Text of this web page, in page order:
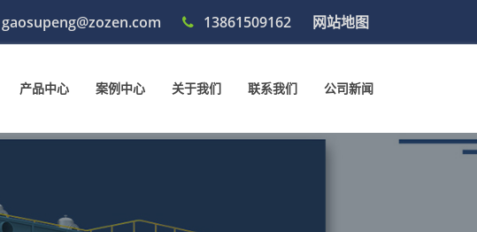
gaosupeng@zozen.com 13861509162 网站地图
产品中心 案例中心 关于我们 联系我们 公司新闻